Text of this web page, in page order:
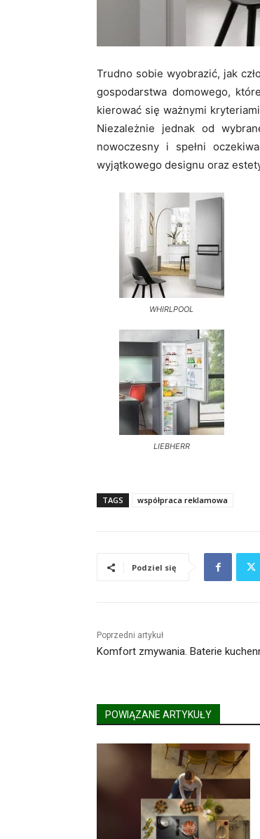
Trudno sobie wyobrazić, jak
gospodarstwa domowego,
kierować się ważnymi
Niezależnie jednak od
nowoczesny i spełni
wyjątkowego designu oraz
WHIRLPOOL
LIEBHERR
TAGS współpraca reklamowa
Podziel się
Poprzedni artykuł
Komfort zmywania. Baterie
POWIĄZANE ARTYKUŁY